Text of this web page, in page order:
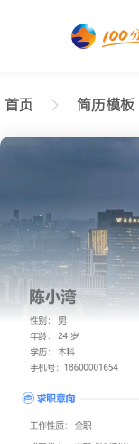
首页 简历模板
正在查看资深
陈小湾
性别: 男年龄: 26
邮箱:
求职意向